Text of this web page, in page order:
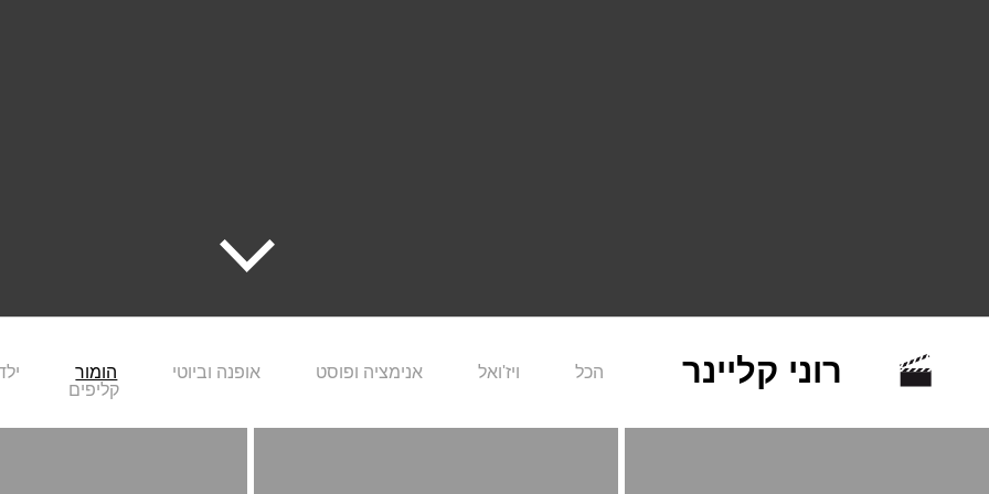
רוני קליינר הכל ויז'ואל אנימציה ופוסט אופנה וביוטי הומור
קליפים